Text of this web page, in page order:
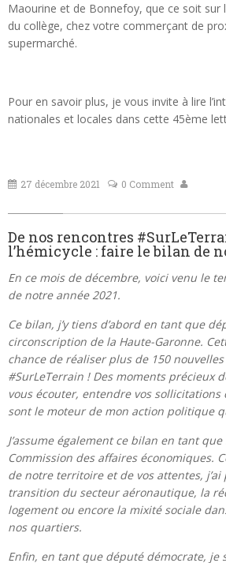
Maourine et de Bonnefoy, que ce soit sur
du collège, chez votre commerçant de
supermarché.
Pour en savoir plus, je vous invite à lire
nationales et locales dans cette 45ème
27 décembre 2021 0 Comment
De nos rencontres
l’hémicycle : faire le bilan de
En ce mois de décembre, voici venu le
de notre année 2021.
Ce bilan, j’y tiens d’abord en tant que
circonscription de la Haute-Garonne.
chance de réaliser plus de 150
#SurLeTerrain ! Des moments précieux
vous écouter, entendre vos
sont le moteur de mon action politique
J’assume également ce bilan en tant
Commission des affaires économiques.
de notre territoire et de vos attentes, j’ai
transition du secteur aéronautique, la
logement ou encore la mixité sociale
nos quartiers.
Enfin, en tant que député démocrate, je